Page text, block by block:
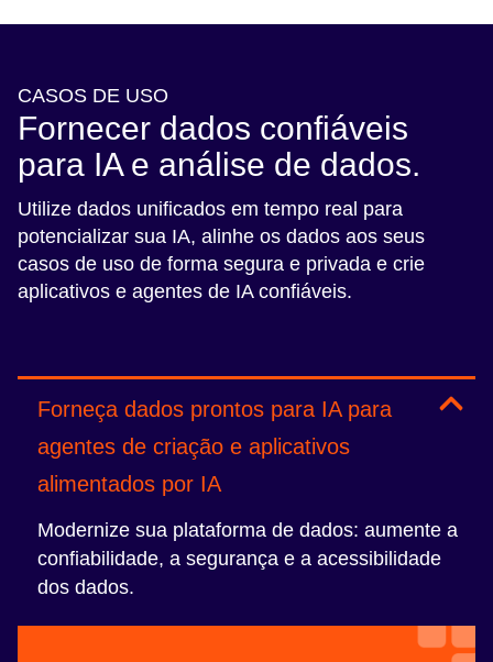
CASOS DE USO
Fornecer dados confiáveis
para IA e análise de dados.
Utilize dados unificados em tempo real para
potencializar sua IA, alinhe os dados aos seus
casos de uso de forma segura e privada e crie
aplicativos e agentes de IA confiáveis.
Forneça dados prontos para IA para
agentes de criação e aplicativos
alimentados por IA
Modernize sua plataforma de dados: aumente a
confiabilidade, a segurança e a acessibilidade
dos dados.